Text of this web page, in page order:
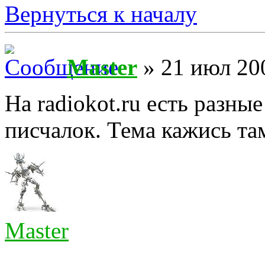
Вернуться к началу
Master » 21 июл
На radiokot.ru есть
писчалок. Тема кажись
Master